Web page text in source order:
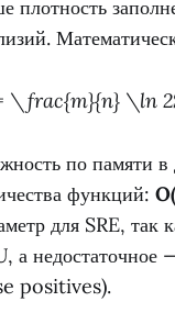
плотность
\frac{m}{n} \ln
по памяти в
функций:
для SRE, так
а недостаточное
positives).